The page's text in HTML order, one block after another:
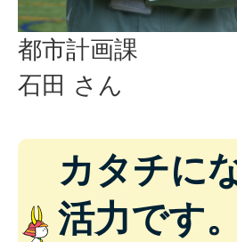
都市計画課
石田 さん
カタチに
活力です。